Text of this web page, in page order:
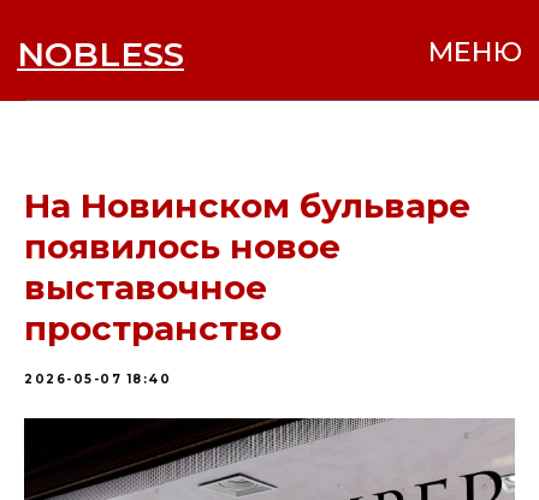
NOBLESS
На Новинском бульваре
появилось новое
выставочное
пространство
2026-05-07 18:40